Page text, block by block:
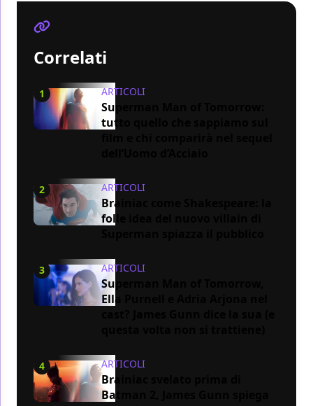
Correlati
1 ARTICOLI
Superman Man of Tomorrow:
tutto quello che sappiamo sul
2 ARTICOLI
Brainiac come Shakespeare: la
folle idea del nuovo villain di
3 ARTICOLI
Superman Man of Tomorrow,
Ella Purnell e Adria Arjona nel
4 ARTICOLI
Brainiac svelato prima di
Batman 2, James Gunn spiega